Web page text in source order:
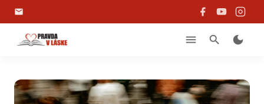
email
menu search dark_mode